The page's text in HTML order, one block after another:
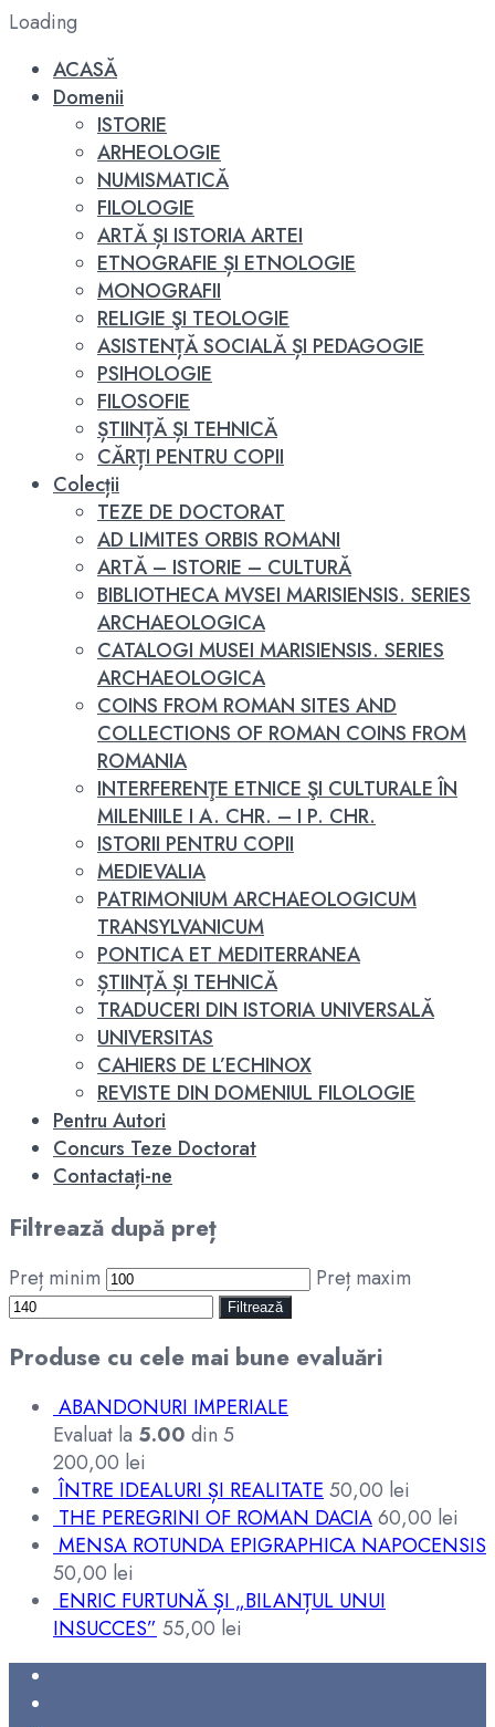
Loading
ACASĂ
Domenii
ISTORIE
ARHEOLOGIE
NUMISMATICĂ
FILOLOGIE
ARTĂ ȘI ISTORIA ARTEI
ETNOGRAFIE ȘI ETNOLOGIE
MONOGRAFII
RELIGIE ŞI TEOLOGIE
ASISTENȚĂ SOCIALĂ ȘI PEDAGOGIE
PSIHOLOGIE
FILOSOFIE
ȘTIINȚĂ ȘI TEHNICĂ
CĂRȚI PENTRU COPII
Colecții
TEZE DE DOCTORAT
AD LIMITES ORBIS ROMANI
ARTĂ – ISTORIE – CULTURĂ
BIBLIOTHECA MVSEI MARISIENSIS. SERIES
ARCHAEOLOGICA
CATALOGI MUSEI MARISIENSIS. SERIES
ARCHAEOLOGICA
COINS FROM ROMAN SITES AND
COLLECTIONS OF ROMAN COINS FROM
ROMANIA
INTERFERENŢE ETNICE ŞI CULTURALE ÎN
MILENIILE I A. CHR. – I P. CHR.
ISTORII PENTRU COPII
MEDIEVALIA
PATRIMONIUM ARCHAEOLOGICUM
TRANSYLVANICUM
PONTICA ET MEDITERRANEA
ȘTIINȚĂ ȘI TEHNICĂ
TRADUCERI DIN ISTORIA UNIVERSALĂ
UNIVERSITAS
CAHIERS DE L’ECHINOX
REVISTE DIN DOMENIUL FILOLOGIE
Pentru Autori
Concurs Teze Doctorat
Contactați-ne
Filtrează după preț
Preț minim Preț maxim
Filtrează
Produse cu cele mai bune evaluări
ABANDONURI IMPERIALE
Evaluat la 5.00 din 5
200,00 lei
ÎNTRE IDEALURI ȘI REALITATE 50,00 lei
THE PEREGRINI OF ROMAN DACIA60,00 lei
MENSA ROTUNDA EPIGRAPHICA NAPOCENSIS
50,00 lei
ENRIC FURTUNĂ ȘI „BILANȚUL UNUI
INSUCCES” 55,00 lei